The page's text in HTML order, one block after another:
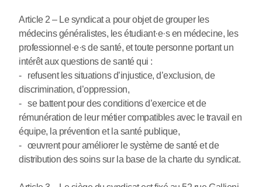
Article 2 – Le syndicat a pour objet de grouper les
médecins généralistes, les étudiant·e·s en médecine, les
professionnel ·e·s de santé, et toute personne portant un
intérêt aux questions de santé qui :
- refusent les situations d’injustice, d’exclusion, de
discrimination, d’oppression,
- se battent pour des conditions d’exercice et de
rémunération de leur métier compatibles avec le travail en
équipe, la prévention et la santé publique,
- œuvrent pour améliorer le système de santé et de
distribution des soins sur la base de la charte du syndicat.